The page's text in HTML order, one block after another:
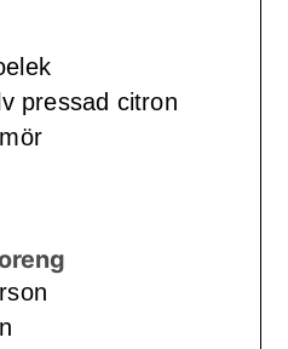
pressad citron